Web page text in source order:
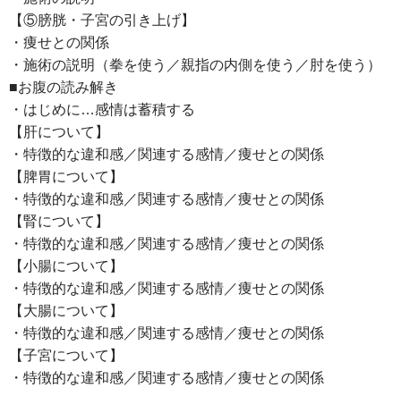
【⑤膀胱・子宮の引き上げ】
・痩せとの関係
・施術の説明（拳を使う／親指の内側を使う／肘を使う）
■お腹の読み解き
・はじめに…感情は蓄積する
【肝について】
・特徴的な違和感／関連する感情／痩せとの関係
【脾胃について】
・特徴的な違和感／関連する感情／痩せとの関係
【腎について】
・特徴的な違和感／関連する感情／痩せとの関係
【小腸について】
・特徴的な違和感／関連する感情／痩せとの関係
【大腸について】
・特徴的な違和感／関連する感情／痩せとの関係
【子宮について】
・特徴的な違和感／関連する感情／痩せとの関係